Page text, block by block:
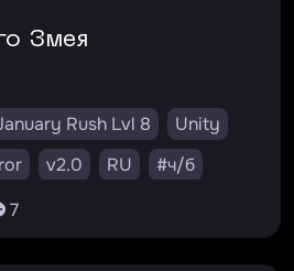
Змея
Rush Lvl 8
Unity
v2.0 RU
#ч/б
7